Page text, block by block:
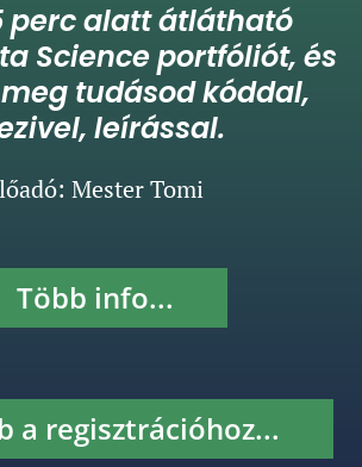
perc alatt átlátható
Science portfóliót, és
tudásod kóddal,
leírással.
Mester Tomi
Több info...
a regisztrációhoz...